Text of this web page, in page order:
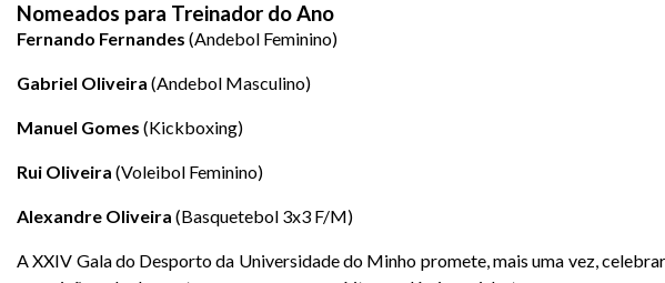
Nomeados para Treinador do Ano
Fernando Fernandes (Andebol Feminino)
Gabriel Oliveira (Andebol Masculino)
Manuel Gomes (Kickboxing)
Rui Oliveira (Voleibol Feminino)
Alexandre Oliveira (Basquetebol 3x3 F/M)
A XXIV Gala do Desporto da Universidade do Minho promete, mais uma vez,